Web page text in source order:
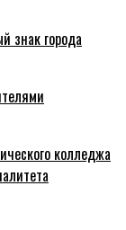
знак города
колледжа